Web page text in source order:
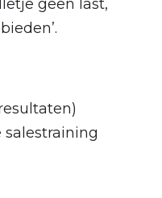
geen last,